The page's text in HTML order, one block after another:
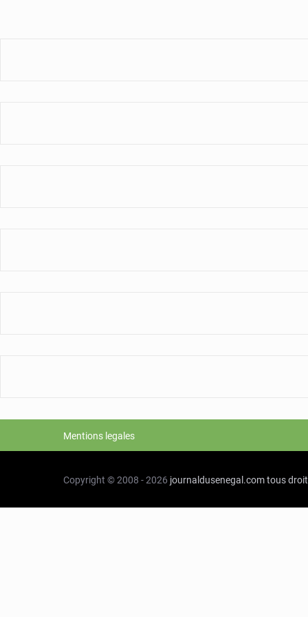
Mentions legales
Copyright © 2008 - 2026 journaldusenegal.comtous